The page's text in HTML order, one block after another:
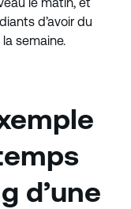
d’avoir du
semaine.
d’une